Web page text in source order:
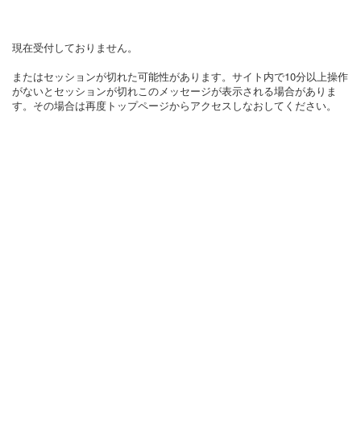
現在受付しておりません。
またはセッションが切れた可能性があります。サイト内で10分以上操作
がないとセッションが切れこのメッセージが表示される場合がありま
す。その場合は再度トップページからアクセスしなおしてください。